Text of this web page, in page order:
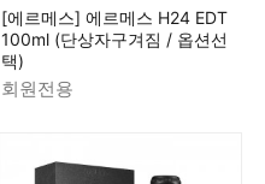
[에르메스] 에르메스 H24 EDT
100ml (단상자구겨짐 / 옵션선
택)
회원전용